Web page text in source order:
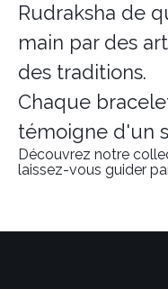
Rudraksha de
main par des
des traditions.
Chaque
témoigne d'un
Découvrez notre
laissez-vous guider